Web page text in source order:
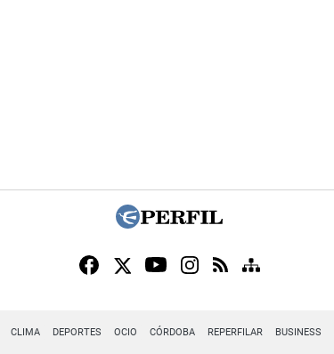
CLIMA DEPORTES OCIO CÓRDOBA REPERFILAR BUSINESS